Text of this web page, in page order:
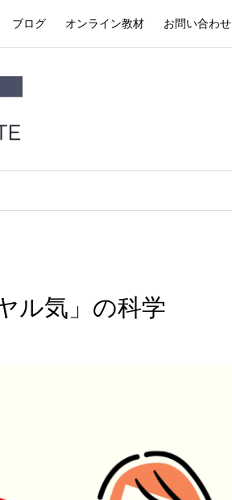
ブログ オンライン教材 お問い合わせ
ル気」の科学